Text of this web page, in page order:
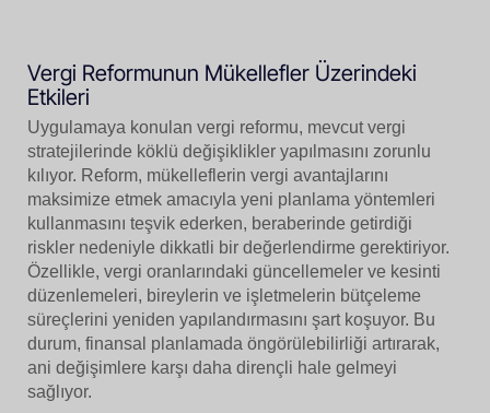
Vergi Reformunun Mükellefler Üzerindeki
Etkileri
Uygulamaya konulan vergi reformu, mevcut vergi
stratejilerinde köklü değişiklikler yapılmasını zorunlu
kılıyor. Reform, mükelleflerin vergi avantajlarını
maksimize etmek amacıyla yeni planlama yöntemleri
kullanmasını teşvik ederken, beraberinde getirdiği
riskler nedeniyle dikkatli bir değerlendirme gerektiriyor.
Özellikle, vergi oranlarındaki güncellemeler ve kesinti
düzenlemeleri, bireylerin ve işletmelerin bütçeleme
süreçlerini yeniden yapılandırmasını şart koşuyor. Bu
durum, finansal planlamada öngörülebilirliği artırarak,
ani değişimlere karşı daha dirençli hale gelmeyi
sağlıyor.